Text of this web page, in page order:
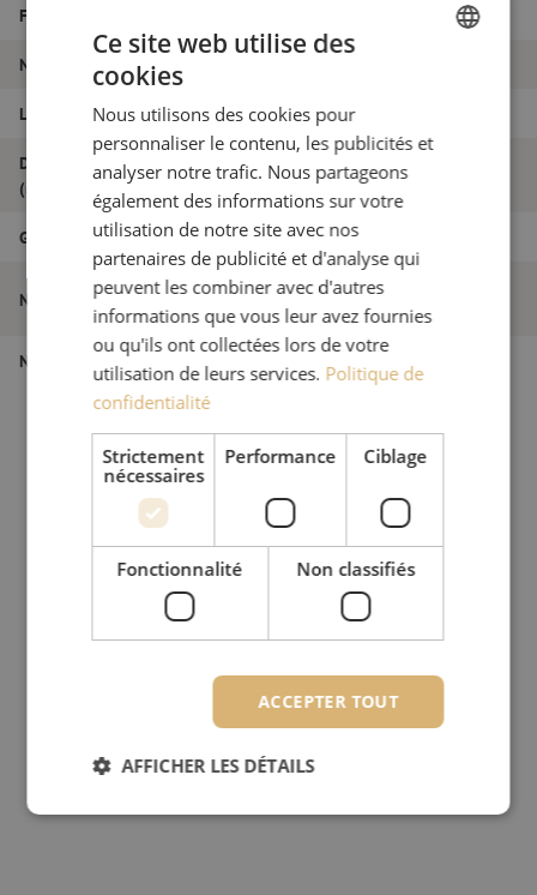
Fibretype
Nombre de fibres
Longueur 33m
Diamètre extérieur
(mm)
1.8
Grade B
Nom de l'article
Jarretière optique duplex SM, LC/APC-
LC/PC, 1.8mm, 33m
Numéro d'article
Ce site web utilise des
cookies
Nous utilisons des cookies pour
personnaliser le contenu, les publicités et
analyser notre trafic. Nous partageons
également des informations sur votre
utilisation de notre site avec nos
partenaires de publicité et d'analyse qui
peuvent les combiner avec d'autres
informations que vous leur avez fournies
ou qu'ils ont collectées lors de votre
utilisation de leurs services. Politique de
confidentialité
Strictement
nécessaires
Performance Ciblage
Fonctionnalité Non classifiés
ACCEPTER TOUT
AFFICHER LES DÉTAILS